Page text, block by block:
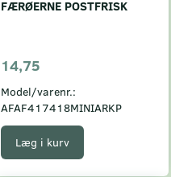
FÆRØERNE POSTFRISK
14,75
Model/varenr.:
AFAF417418MINIARKP
Læg i kurv